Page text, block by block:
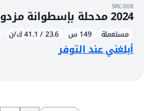
SRC-008
2024 مدحلة بإسطوانة مزدوجة جي سي بي CT260-120
مستعملة 149 س 23.6 / 41.1 ك/ن
أبلغني عند التوفر